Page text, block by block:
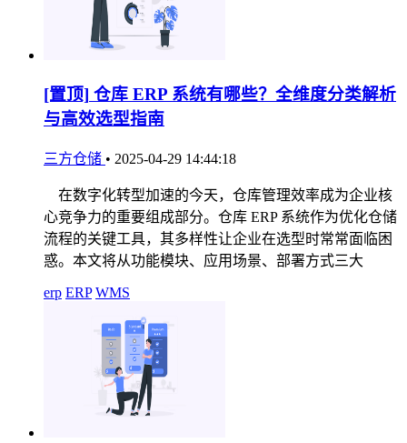
[置顶] 仓库 ERP 系统有哪些？全维度分类解析
与高效选型指南
三方仓储 • 2025-04-29 14:44:18
在数字化转型加速的今天，仓库管理效率成为企业核
心竞争力的重要组成部分。仓库 ERP 系统作为优化仓储
流程的关键工具，其多样性让企业在选型时常常面临困
惑。本文将从功能模块、应用场景、部署方式三大
erp ERP WMS